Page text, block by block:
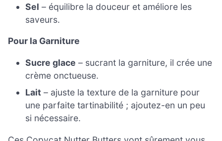
Sel – équilibre la douceur et améliore les
saveurs.
Pour la Garniture
Sucre glace – sucrant la garniture, il crée une
crème onctueuse.
Lait – ajuste la texture de la garniture pour
une parfaite tartinabilité ; ajoutez-en un peu
si nécessaire.